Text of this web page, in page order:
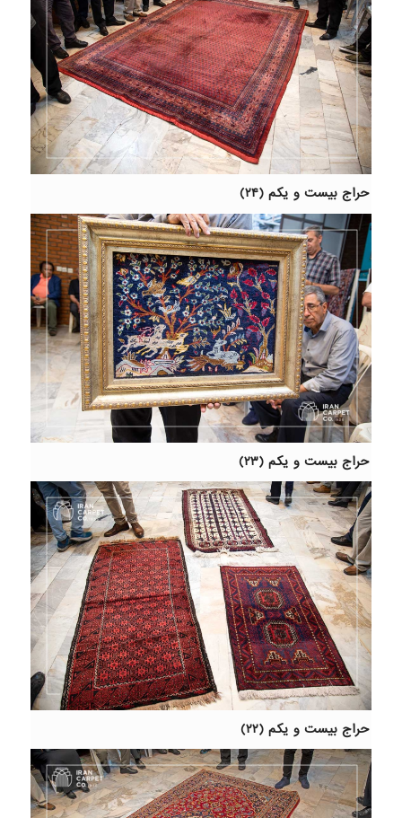
حراج بیست و یکم (۲۴)
حراج بیست و یکم (۲۳)
حراج بیست و یکم (۲۲)